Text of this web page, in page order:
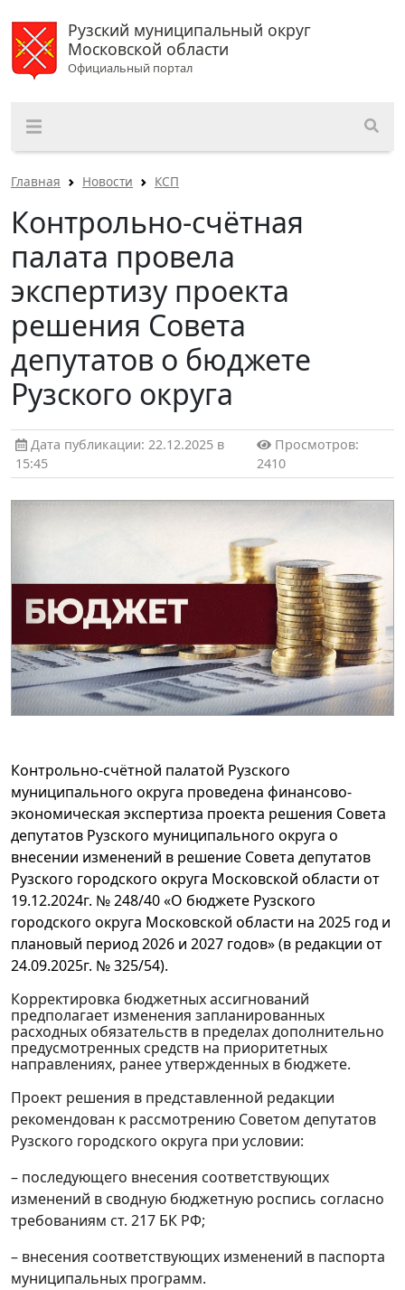
Рузский муниципальный округ
Московской области
Официальный портал
Главная Новости КСП
Контрольно-счётная
палата провела
экспертизу проекта
решения Совета
депутатов о бюджете
Рузского округа
Дата публикации: 22.12.2025 в
15:45
Просмотров:
2410
Контрольно-счётной палатой Рузского
муниципального округа проведена финансово-
экономическая экспертиза проекта решения Совета
депутатов Рузского муниципального округа о
внесении изменений в решение Совета депутатов
Рузского городского округа Московской области от
19.12.2024г. № 248/40 «О бюджете Рузского
городского округа Московской области на 2025 год и
плановый период 2026 и 2027 годов» (в редакции от
24.09.2025г. № 325/54).
Корректировка бюджетных ассигнований
предполагает изменения запланированных
расходных обязательств в пределах дополнительно
предусмотренных средств на приоритетных
направлениях, ранее утвержденных в бюджете.
Проект решения в представленной редакции
рекомендован к рассмотрению Советом депутатов
Рузского городского округа при условии:
– последующего внесения соответствующих
изменений в сводную бюджетную роспись согласно
требованиям ст. 217 БК РФ;
– внесения соответствующих изменений в паспорта
муниципальных программ.